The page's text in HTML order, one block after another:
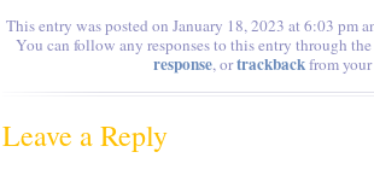
This entry was posted on January 18, 2023 at 6:03 pm
You can follow any responses to this entry through the
response, ortrackbackfrom your
Leave a Reply